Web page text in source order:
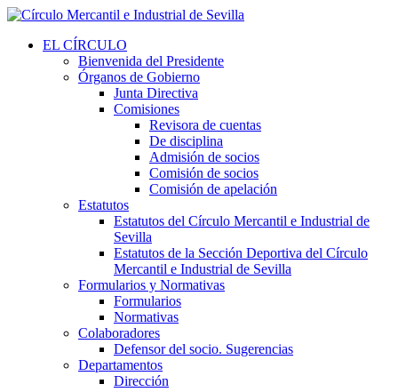
EL CÍRCULO
Bienvenida del Presidente
Órganos de Gobierno
Junta Directiva
Comisiones
Revisora de cuentas
De disciplina
Admisión de socios
Comisión de socios
Comisión de apelación
Estatutos
Estatutos del Círculo Mercantil e Industrial de
Sevilla
Estatutos de la Sección Deportiva del Círculo
Mercantil e Industrial de Sevilla
Formularios y Normativas
Formularios
Normativas
Colaboradores
Defensor del socio. Sugerencias
Departamentos
Dirección